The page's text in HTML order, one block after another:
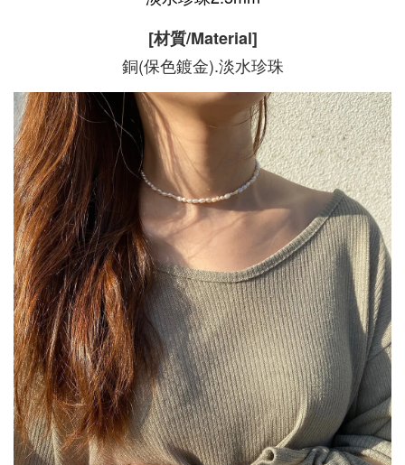
[材質/Material]
銅(保色鍍金).淡水珍珠